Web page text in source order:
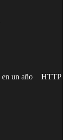
en un año HTTP